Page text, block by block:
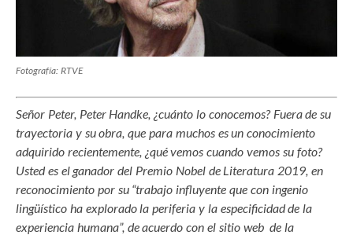
Fotografía: RTVE
Señor Peter, Peter Handke, ¿cuánto lo conocemos? Fuera de su
trayectoria y su obra, que para muchos es un conocimiento
adquirido recientemente, ¿qué vemos cuando vemos su foto?
Usted es el ganador del Premio Nobel de Literatura 2019, en
reconocimiento por su “trabajo influyente que con ingenio
lingüístico ha explorado la periferia y la especificidad de la
experiencia humana”, de acuerdo con el sitio web de la